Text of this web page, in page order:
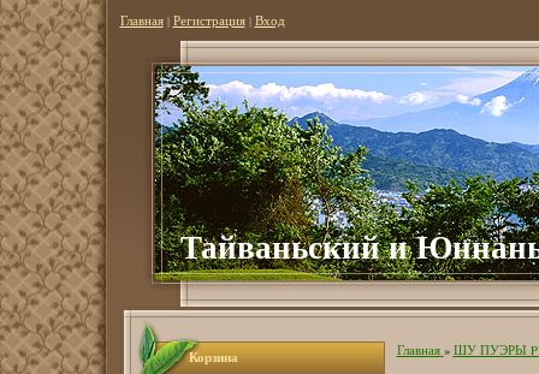
Главная| Регистрация| Вход
Тайваньский и
Корзина Главная » ШУ ПУЭРЫ